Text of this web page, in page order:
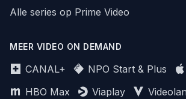
Alle series op Prime Video
MEER VIDEO ON DEMAND
CANAL+ NPO Start & Plus
HBO Max
Viaplay